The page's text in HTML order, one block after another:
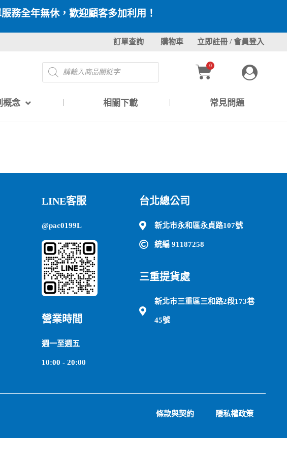
務全年無休，歡迎顧客多加利用！
訂單查詢 購物車 立即註冊 / 會員登入
0
概念 相關下載 常見問題
LINE客服
@pac0199L
營業時間
週一至週五
10:00 - 20:00
台北總公司
新北市永和區永貞路107號
統編 91187258
三重提貨處
新北市三重區三和路2段173巷
45號
條款與契約 隱私權政策